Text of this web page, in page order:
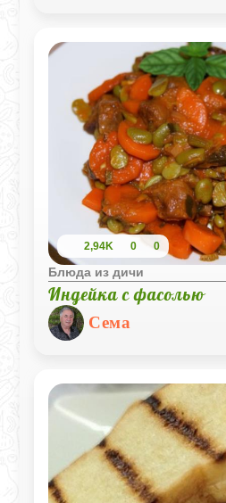
2,94K 0 0
Блюда из дичи
Индейка с фасолью
Сема